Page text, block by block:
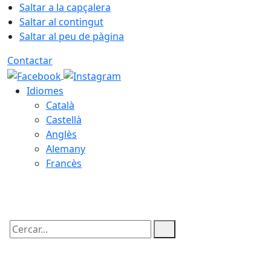
Saltar a la capçalera
Saltar al contingut
Saltar al peu de pàgina
Contactar
Idiomes
Català
Castellà
Anglès
Alemany
Francès
Cercar: